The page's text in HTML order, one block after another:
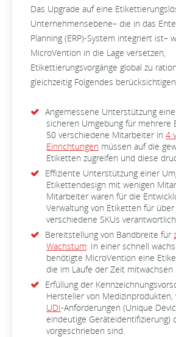
Das Upgrade auf eine
Unternehmensebene– die in das
Planning (ERP)-System integriert ist–
MicroVention in die Lage versetzen,
Etikettierungsvorgänge global zu
gleichzeitig Folgendes
Angemessene Unterstützung
sicheren Umgebung für mehrere
50 verschiedene Mitarbeiter in 4
Einrichtungen müssen auf die
Etiketten zugreifen und diese
Effiziente Unterstützung einer
Etikettendesign mit wenigen
Mitarbeiter waren für die
Verwaltung von Etiketten für
verschiedene SKUs
Bereitstellung von Bandbreite für
Wachstum: In einer schnell
benötigte MicroVention eine
die im Laufe der Zeit mitwachsen
Erfüllung der
Hersteller von Medizinprodukten,
UDI-Anforderungen (Unique
eindeutige Geräteidentifizierung)
vorgeschrieben sind.